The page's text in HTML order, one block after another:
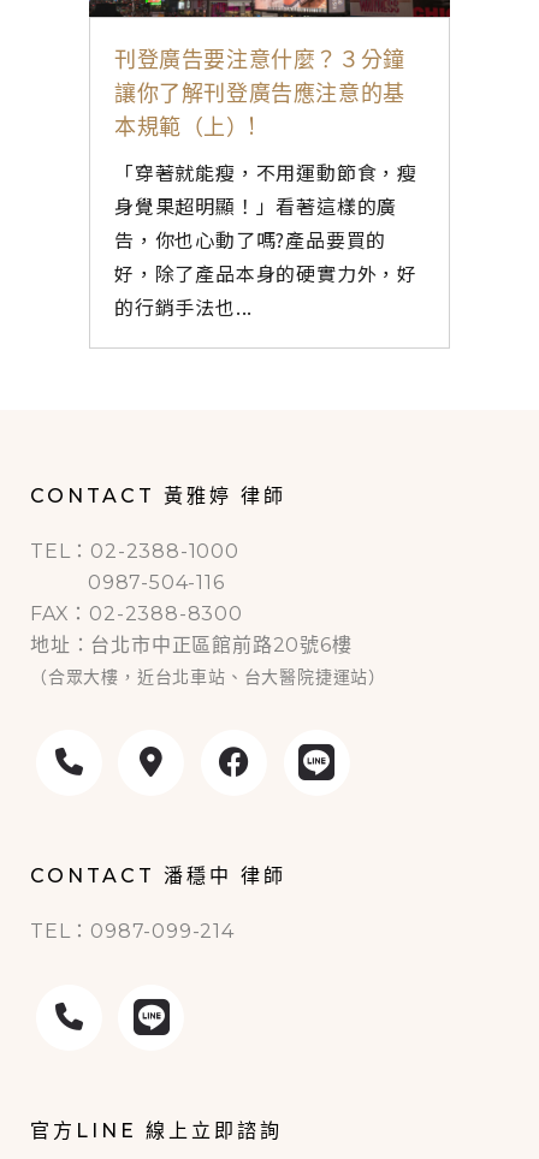
刊登廣告要注意什麼？３分鐘
讓你了解刊登廣告應注意的基
本規範（上）!
「穿著就能瘦，不用運動節食，瘦
身覺果超明顯！」看著這樣的廣
告，你也心動了嗎?產品要買的
好，除了產品本身的硬實力外，好
的行銷手法也...
CONTACT 黃雅婷 律師
TEL：02-2388-1000
0987-504-116
FAX：02-2388-8300
地址：台北市中正區館前路20號6樓
（合眾大樓，近台北車站、台大醫院捷運站）
CONTACT 潘穩中 律師
TEL：0987-099-214
官方LINE 線上立即諮詢